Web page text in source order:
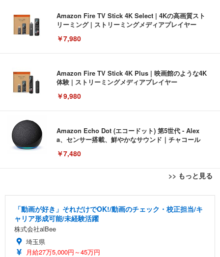
Amazon Fire TV Stick 4K Select | 4Kの高画質スト
リーミング | ストリーミングメディアプレイヤー
￥7,980
Amazon Fire TV Stick 4K Plus | 映画館のような4K
体験 | ストリーミングメディアプレイヤー
￥9,980
Amazon Echo Dot (エコードット) 第5世代 - Alex
a、センサー搭載、鮮やかなサウンド｜チャコール
￥7,480
>> もっと見る
[EdoErgo] オフィスチェア 椅子 テレワーク 疲れな
い 跳ね上げ式アームレスト コンパクト 約105度ロッ
キング pc 事務椅子 360度回転 座面昇降 強化ナイロ
ン樹脂ベース 通気性メッシュ 在宅ワーク H-WY01
EIZO ビジネス向けプレミアムモニター | FlexScan
EV3240X-WT | 31.5型4K UHD・USB Type-C・ホワ
イト
EIZO ビジネス向けプレミアムモニター | FlexScan
回使い捨て 無香料 ホワイト 300枚
￥3,373
「動画が好き」それだけでOK!/動画のチェック・校正担当/キ
ャリア形成可能/未経験活躍
株式会社alBee
埼玉県
月給27万5,000円～45万円